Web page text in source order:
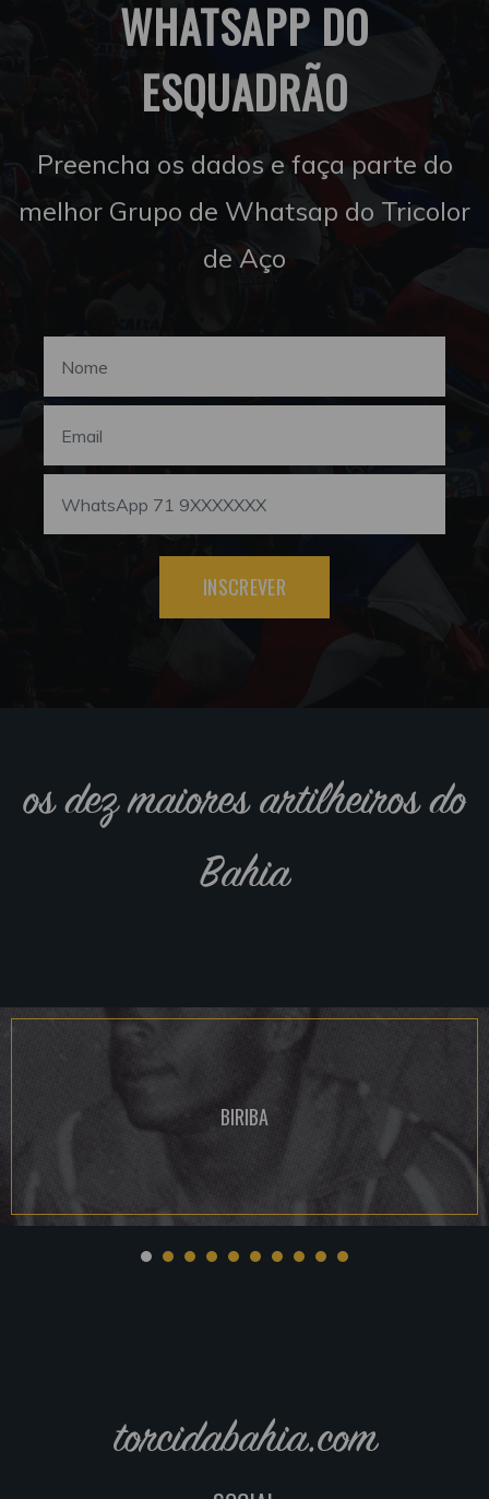
WHATSAPP DO
ESQUADRÃO
Preencha os dados e faça parte do
melhor Grupo de Whatsap do Tricolor
de Aço
INSCREVER
os dez maiores artilheiros do
Bahia
BIRIBA
torcidabahia.com